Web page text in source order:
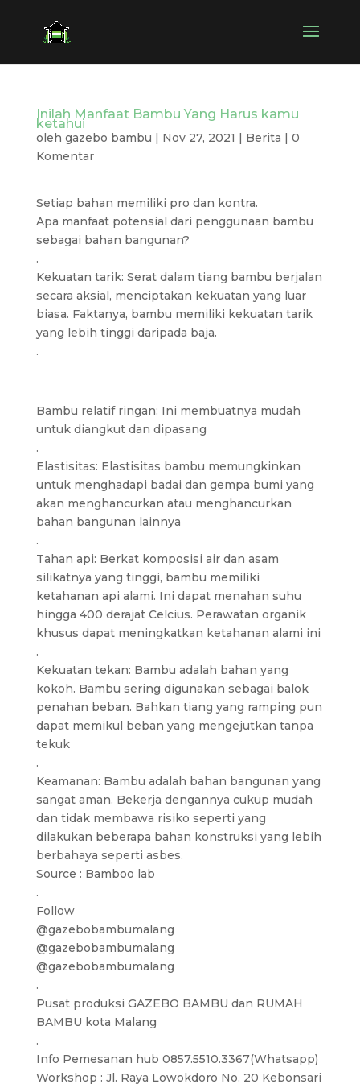
Inilah Manfaat Bambu Yang Harus kamu
ketahui
oleh gazebo bambu | Nov 27, 2021 | Berita | 0
Komentar
Setiap bahan memiliki pro dan kontra.
Apa manfaat potensial dari penggunaan bambu
sebagai bahan bangunan?
.
Kekuatan tarik: Serat dalam tiang bambu berjalan
secara aksial, menciptakan kekuatan yang luar
biasa. Faktanya, bambu memiliki kekuatan tarik
yang lebih tinggi daripada baja.
.
Bambu relatif ringan: Ini membuatnya mudah
untuk diangkut dan dipasang
.
Elastisitas: Elastisitas bambu memungkinkan
untuk menghadapi badai dan gempa bumi yang
akan menghancurkan atau menghancurkan
bahan bangunan lainnya
.
Tahan api: Berkat komposisi air dan asam
silikatnya yang tinggi, bambu memiliki
ketahanan api alami. Ini dapat menahan suhu
hingga 400 derajat Celcius. Perawatan organik
khusus dapat meningkatkan ketahanan alami ini
.
Kekuatan tekan: Bambu adalah bahan yang
kokoh. Bambu sering digunakan sebagai balok
penahan beban. Bahkan tiang yang ramping pun
dapat memikul beban yang mengejutkan tanpa
tekuk
.
Keamanan: Bambu adalah bahan bangunan yang
sangat aman. Bekerja dengannya cukup mudah
dan tidak membawa risiko seperti yang
dilakukan beberapa bahan konstruksi yang lebih
berbahaya seperti asbes.
Source : Bamboo lab
.
Follow
@gazebobambumalang
@gazebobambumalang
@gazebobambumalang
.
Pusat produksi GAZEBO BAMBU dan RUMAH
BAMBU kota Malang
.
Info Pemesanan hub 0857.5510.3367(Whatsapp)
Workshop : Jl. Raya Lowokdoro No. 20 Kebonsari